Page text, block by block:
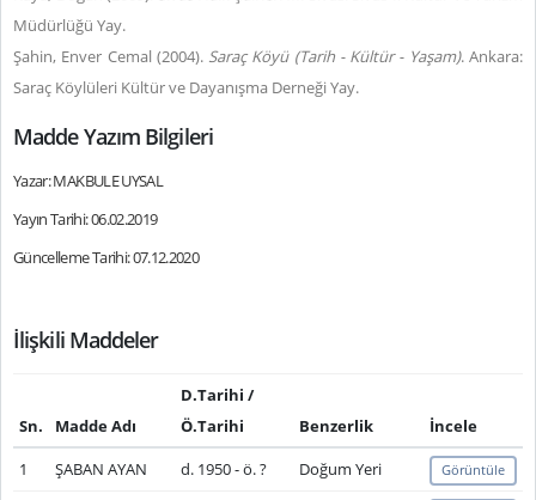
Müdürlüğü Yay.
Şahin, Enver Cemal (2004). Saraç Köyü (Tarih - Kültür - Yaşam). Ankara:
Saraç Köylüleri Kültür ve Dayanışma Derneği Yay.
Madde Yazım Bilgileri
Yazar: MAKBULE UYSAL
Yayın Tarihi: 06.02.2019
Güncelleme Tarihi: 07.12.2020
İlişkili Maddeler
Sn. Madde Adı
D.Tarihi /
Ö.Tarihi
Benzerlik
İncele
1
ŞABAN AYAN d. 1950 - ö. ? Doğum Yeri Görüntüle